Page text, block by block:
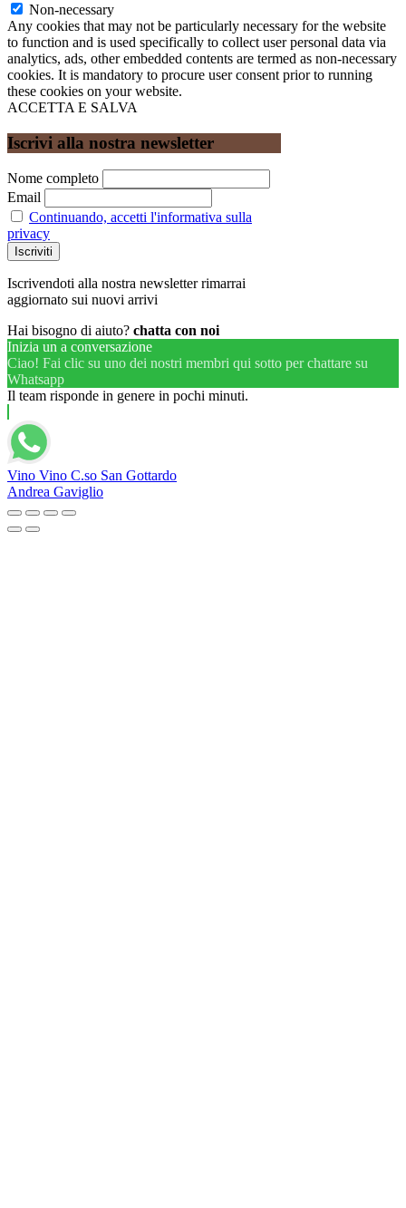
Non-necessary
Any cookies that may not be particularly necessary for the website
to function and is used specifically to collect user personal data via
analytics, ads, other embedded contents are termed as non-necessary
cookies. It is mandatory to procure user consent prior to running
these cookies on your website.
ACCETTA E SALVA
Iscrivi alla nostra newsletter
Nome completo
Email
Continuando, accetti l'informativa sulla
privacy
Iscrivendoti alla nostra newsletter rimarrai
aggiornato sui nuovi arrivi
Hai bisogno di aiuto? chatta con noi
Inizia un a conversazione
Ciao! Fai clic su uno dei nostri membri qui sotto per chattare su
Whatsapp
Il team risponde in genere in pochi minuti.
Vino Vino C.so San Gottardo
Andrea Gaviglio